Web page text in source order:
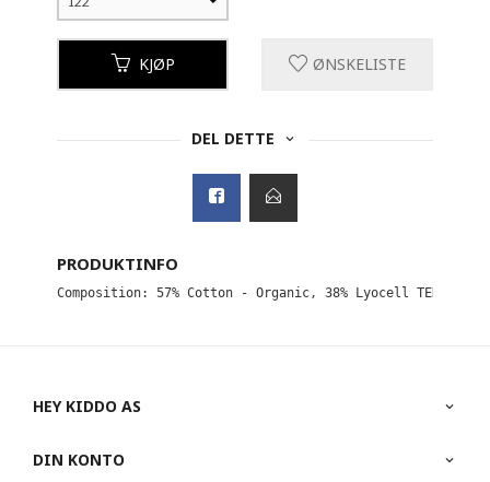
KJØP ØNSKELISTE
DEL DETTE
PRODUKTINFO
Composition: 57% Cotton - Organic, 38% Lyocell TENCEL™,
HEY KIDDO AS
DIN KONTO